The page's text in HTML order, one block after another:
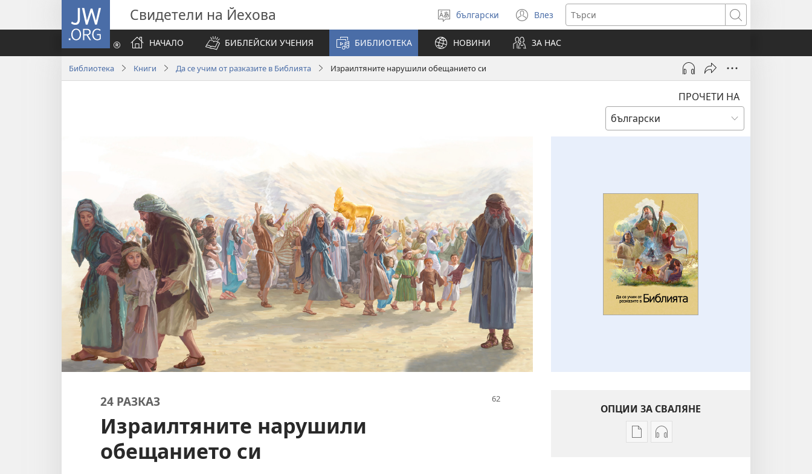
JW.ORG Свидетели на Йехова
Избери
език
български Влез
(отваря
нов
прозорец)
Търси
НАЧАЛО
БИБЛЕЙСКИ УЧЕНИЯ БИБЛИОТЕКА НОВИНИ ЗА НАС
Библиотека Книги Да се учим от разказите в Библията Израилтяните нарушили обещанието си
ПРОЧЕТИ НА
24 РАЗКАЗ
Израилтяните нарушили
обещанието си
ОПЦИИ ЗА СВАЛЯНЕ
ОпцииОпции